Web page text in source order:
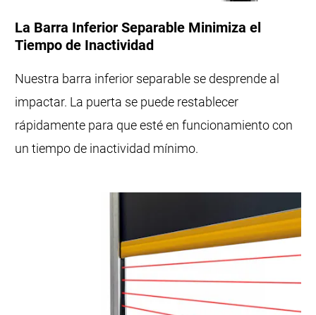
La Barra Inferior Separable Minimiza el
Tiempo de Inactividad
Nuestra barra inferior separable se desprende al
impactar. La puerta se puede restablecer
rápidamente para que esté en funcionamiento con
un tiempo de inactividad mínimo.